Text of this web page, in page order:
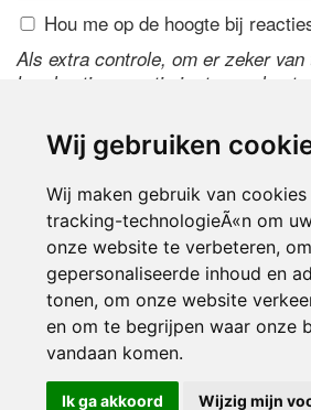
Wij gebruiken
Wij maken gebruik van cookies
tracking-technologieÃ«n om
onze website te verbeteren, om
gepersonaliseerde inhoud en
tonen, om onze website
en om te begrijpen waar onze
vandaan komen.
Ik ga akkoord Wijzig mijn
Hou me op de hoogte bij
Als extra controle, om er zeker
handmatige reactie is, typ
de code te wijzigen.
© 2000-2026 UFE Media: